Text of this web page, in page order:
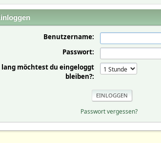
Benutzername:
Passwort:
lang möchtest du eingeloggt
bleiben?:
Passwort vergessen?